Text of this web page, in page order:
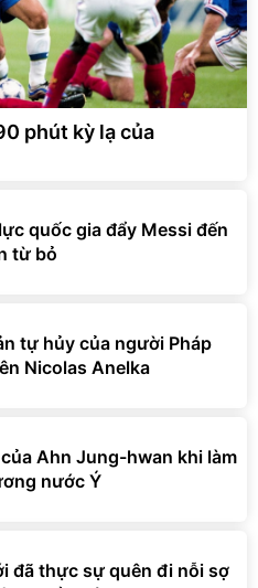
phút kỳ lạ của
quốc gia đẩy Messi đến
từ bỏ
tự hủy của người Pháp
Nicolas Anelka
Ahn Jung-hwan khi làm
nước Ý
đã thực sự quên đi nỗi sợ